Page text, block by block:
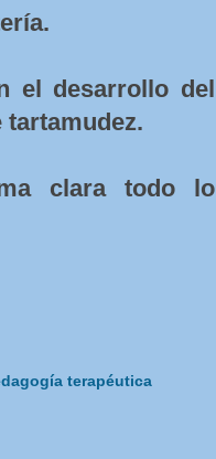
el desarrollo del
tartamudez.
clara todo lo
terapéutica